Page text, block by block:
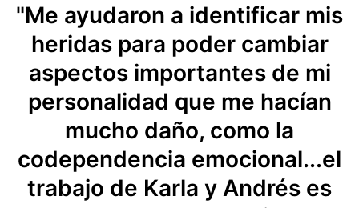
"Me ayudaron a identificar mis
heridas para poder cambiar
aspectos importantes de mi
personalidad que me hacían
mucho daño, como la
codependencia emocional...el
trabajo de Karla y Andrés es